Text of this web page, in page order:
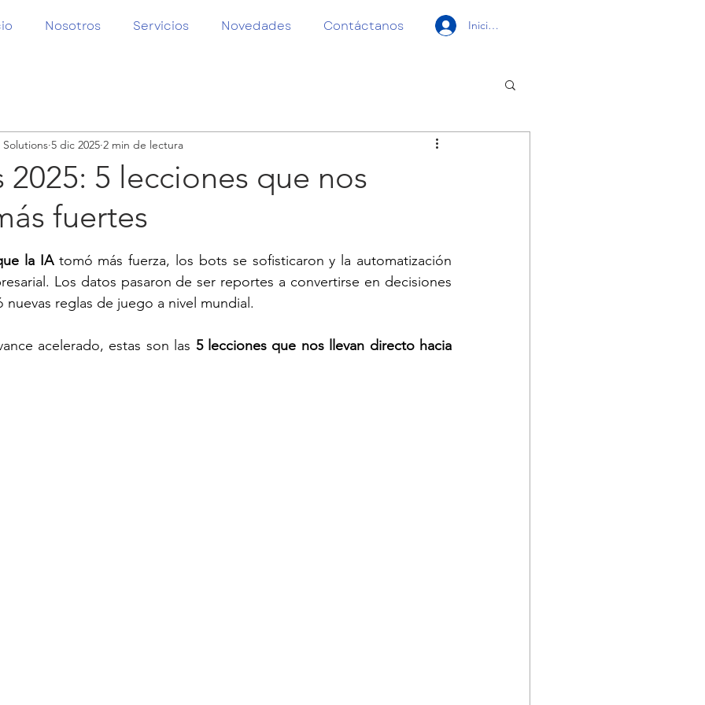
Nosotros Servicios Novedades Contáctanos Iniciar sesión
2025: 5 lecciones que nos
fuertes
5 dic 2025 2 min de lectura
la IA tomó más fuerza, los bots se sofisticaron y la automatización
Los datos pasaron de ser reportes a convertirse en decisiones
reglas de juego a nivel mundial.
acelerado, estas son las 5 lecciones que nos llevan directo hacia